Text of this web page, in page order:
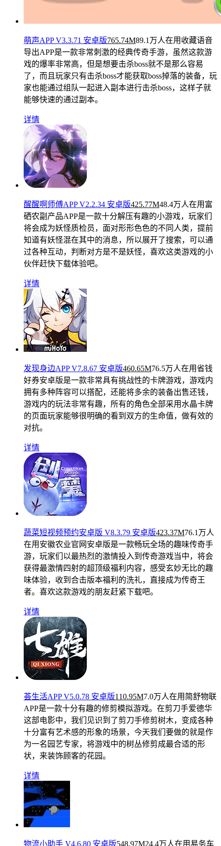
萌声APP V3.3.71 安卓版765.74M89.1万人在用 收藏语音
导出APP是一款非常刺激的经典传奇手游，虽然这款游
戏的爆率非常高，但是想要击杀boss就不是那么容易
了，而且玩家只有击杀boss才能获取boss掉落的装备，玩
家也能通过组队一起进入副本进行击杀boss，这样子就
能够快速的通过副本。
详情
醒醒啊师傅APP V2.2.34 安卓版425.77M48.4万人在用 富
硒农副产品APP是一款十分解压有趣的小游戏，玩家们
将会成为妖怪质检员，面对形形色色的不同人类，提前
知道有妖怪混在其中的消息，所以展开了搜索，可以通
过各种互动，判断对方是不是妖怪，喜欢这类游戏的小
伙伴赶快下载体验吧。
详情
发现身边APP V7.8.67 安卓版460.65M76.5万人在用省钱
好券安卓版是一款非常具有挑战性的卡牌游戏，游戏内
拥有多种阵容可以搭配，还能将多余的装备出售还钱，
游戏内的玩法非常有趣，所有的角色全部采用水晶卡牌
的页面玩家能够很明确的看到双方的生命值，做有效的
对抗。
详情
蔬菜短视频预约安卓版 V8.3.79 安卓版423.37M76.1万人
在用 安徽农业官网安卓版是一款畅玩全场的趣味传奇手
游，玩家们以最热烈的激情投入到传奇游戏当中，将会
获得最激情四射的超顶级福利内容，感受玄妙无比的趣
味体验，收到合击版本福利的洗礼，直接成为传奇王
者。喜欢这款游戏的朋友赶紧下载吧。
详情
荟生活APP V5.0.78 安卓版110.95M7.0万人在用 简舒物联
APP是一款十分有趣的修剪模拟游戏。在剪刀手爱德华
这部电影中，我们见识到了剪刀手修剪树木，变成各种
十分富有艺术感的形象的场景，今天我们要做的就是作
为一名园艺专家，将游戏中的树丛修剪成最合适的形
状，来装饰顾客的花园。
详情
物流小助手 V4.6.80 安卓版548.97M24.4万人在用易务车